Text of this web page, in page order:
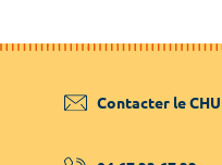
Contacter le CHU